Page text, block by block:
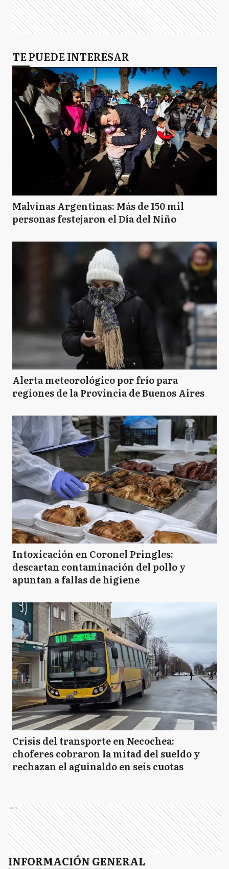
TE PUEDE INTERESAR
Malvinas Argentinas: Más de 150 mil
personas festejaron el Día del Niño
Alerta meteorológico por frío para
regiones de la Provincia de Buenos Aires
Intoxicación en Coronel Pringles:
descartan contaminación del pollo y
apuntan a fallas de higiene
Crisis del transporte en Necochea:
choferes cobraron la mitad del sueldo y
rechazan el aguinaldo en seis cuotas
Ads
INFORMACIÓN GENERAL